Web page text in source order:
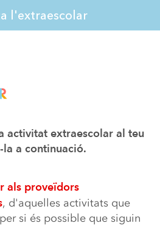
l'extraescolar
activitat extraescolar al teu
a continuació.
als proveïdors
, d'aquelles activitats que
si és possible que siguin